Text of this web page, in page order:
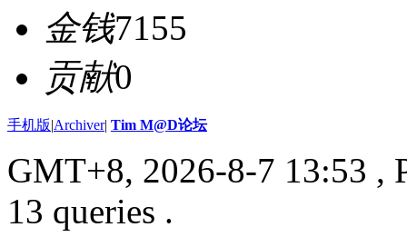
金钱7155
贡献0
手机版|Archiver| Tim M@D论坛
GMT+8, 2026-8-7 13:53 ,
13 queries .